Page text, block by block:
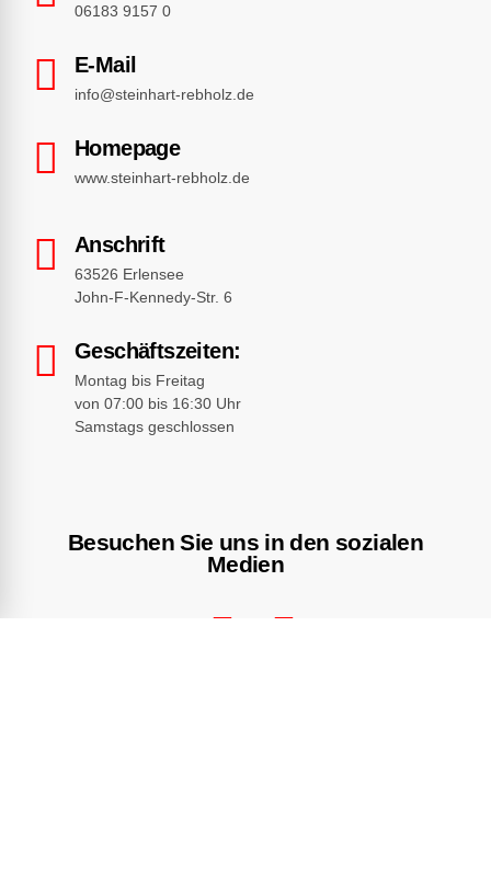
06183 9157 0
E-Mail
info@steinhart-rebholz.de
Homepage
www.steinhart-rebholz.de
Anschrift
63526 Erlensee
John-F-Kennedy-Str. 6
Geschäftszeiten:
Montag bis Freitag
von 07:00 bis 16:30 Uhr
Samstags geschlossen
Besuchen Sie uns in den sozialen
Medien